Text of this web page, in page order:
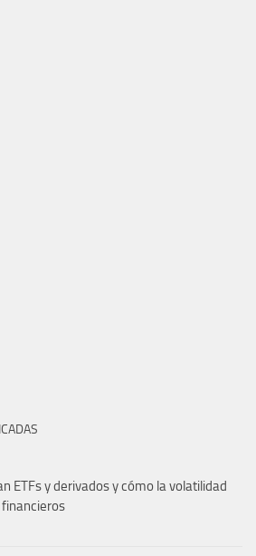
ETFs y derivados y cómo la volatilidad